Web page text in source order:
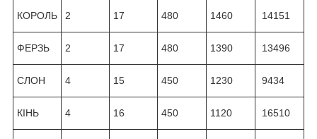
КОРОЛЬ 2 17 480 1460 14151
ФЕРЗЬ 2 17 480 1390 13496
СЛОН 4 15 450 1230 9434
КІНЬ 4 16 450 1120 16510